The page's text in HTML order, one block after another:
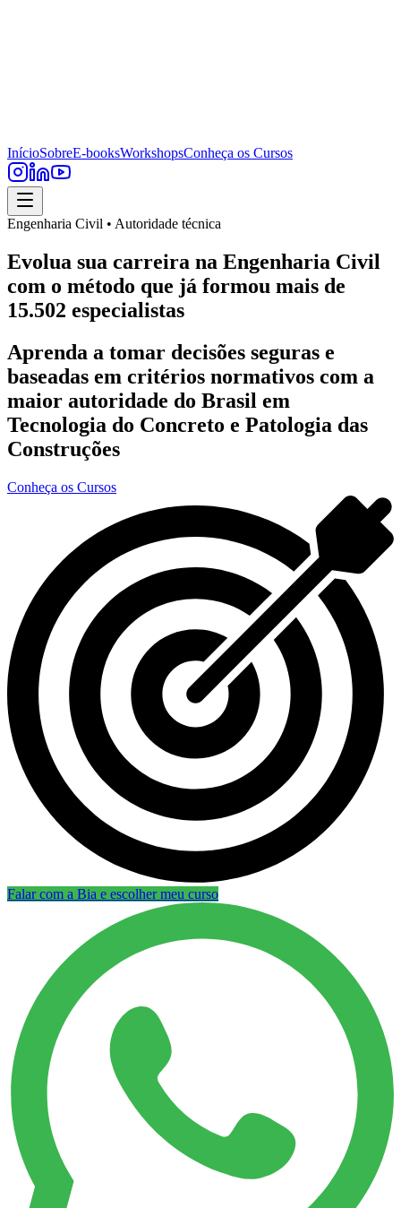
InícioSobreE-booksWorkshopsConheça os Cursos
Engenharia Civil • Autoridade técnica
Evolua sua carreira na Engenharia Civil
com o método que já formou mais de
15.502 especialistas
Aprenda a tomar decisões seguras e
baseadas em critérios normativos com a
maior autoridade do Brasil em
Tecnologia do Concreto e Patologia das
Construções
Conheça os Cursos
Falar com a Bia e escolher meu curso